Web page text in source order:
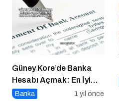
Güney Kore’de Banka
Hesabı Açmak: En İyi
Bankalar Hangileri?
Banka 1 yıl önce